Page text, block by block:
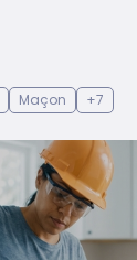
Maçon +7